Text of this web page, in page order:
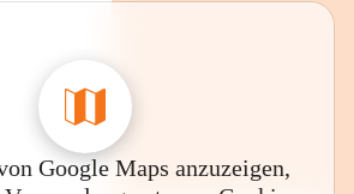
Google Maps anzuzeigen,